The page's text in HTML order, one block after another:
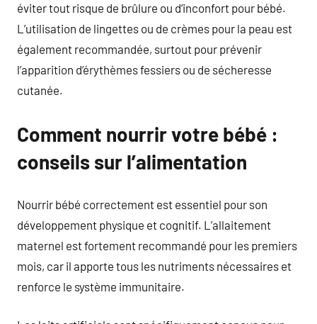
éviter tout risque de brûlure ou d’inconfort pour bébé.
L’utilisation de lingettes ou de crèmes pour la peau est
également recommandée, surtout pour prévenir
l’apparition d’érythèmes fessiers ou de sécheresse
cutanée.
Comment nourrir votre bébé :
conseils sur l’alimentation
Nourrir bébé correctement est essentiel pour son
développement physique et cognitif. L’allaitement
maternel est fortement recommandé pour les premiers
mois, car il apporte tous les nutriments nécessaires et
renforce le système immunitaire.